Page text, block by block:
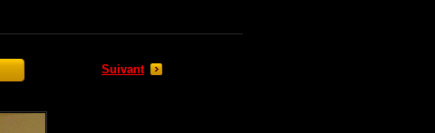
Suivant